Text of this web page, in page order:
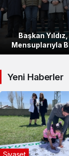
Başkan
Mensuplarıyla
Geldi
Yeni Haberler
Siyaset